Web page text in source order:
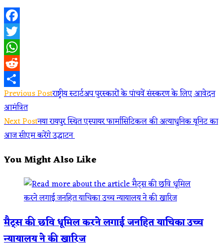
Facebook
Twitter
WhatsApp
Reddit
Share
Read
more
articles
Previous Postराष्ट्रीय स्टार्टअप पुरस्कारों के पांचवें संस्करण के लिए आवेदन
आमंत्रित
Next Postनया रायपुर स्थित एस्पायर फार्मासिटिकल की अत्याधुनिक यूनिट का
आज सीएम करेंगे उद्घाटन
You Might Also Like
मैट्स की छवि धूमिल करने लगाई जनहित याचिका उच्च
न्यायालय ने की खारिज